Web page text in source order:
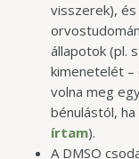
visszerek),
állapotok (pl.
kimenetelét –
volna meg
bénulástól,
írtam).
A DMSO